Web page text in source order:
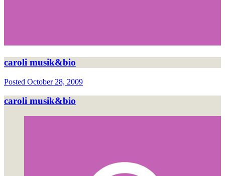
caroli musik&bio
Posted October 28, 2009
caroli musik&bio